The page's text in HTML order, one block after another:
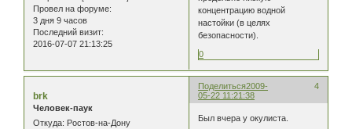
Провел на форуме:
3 дня 9 часов
Последний визит:
2016-07-07 21:13:25
концентрацию водной
настойки (в целях
безопасности).
0
Поделиться 4
2009-
05-22 11:21:38
brk
Человек-паук
Откуда: Ростов-на-Дону
Был вчера у окулиста.